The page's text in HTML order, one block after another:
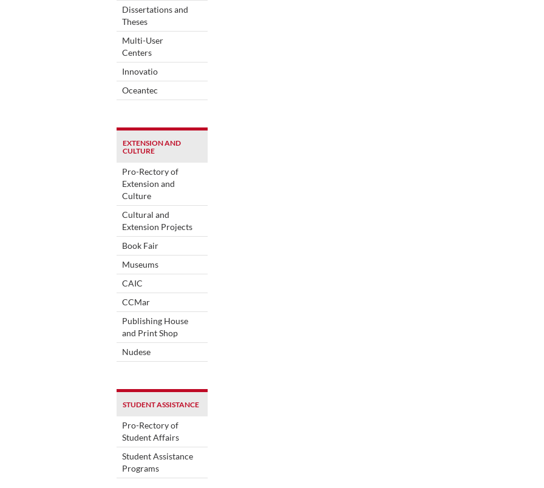
Dissertations and
Theses
Multi-User
Centers
Innovatio
Oceantec
EXTENSION AND
CULTURE
Pro-Rectory of
Extension and
Culture
Cultural and
Extension Projects
Book Fair
Museums
CAIC
CCMar
Publishing House
and Print Shop
Nudese
STUDENT ASSISTANCE
Pro-Rectory of
Student Affairs
Student Assistance
Programs